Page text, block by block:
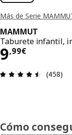
Más de Serie
MAMMUT
Taburete infantil,
9,99€
El precio
(458)
Cómo